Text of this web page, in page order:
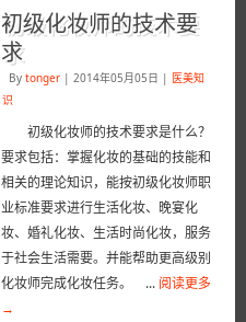
初级化妆师的技术要
求
By tonger | 2014年05月05日 | 医美知
识
初级化妆师的技术要求是什么？
要求包括：掌握化妆的基础的技能和
相关的理论知识，能按初级化妆师职
业标准要求进行生活化妆、晚宴化
妆、婚礼化妆、生活时尚化妆，服务
于社会生活需要。并能帮助更高级别
化妆师完成化妆任务。 ... 阅读更多
→